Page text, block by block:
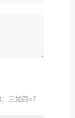
三加四=7